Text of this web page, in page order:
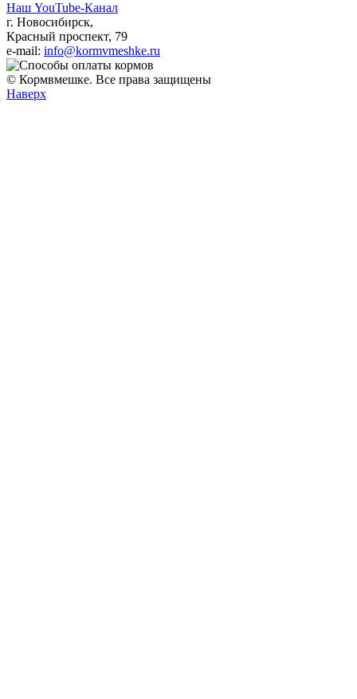
Наш YouTube-Канал
г. Новосибирск,
Красный проспект, 79
e-mail: info@kormvmeshke.ru
© Кормвмешке. Все права защищены
Наверх